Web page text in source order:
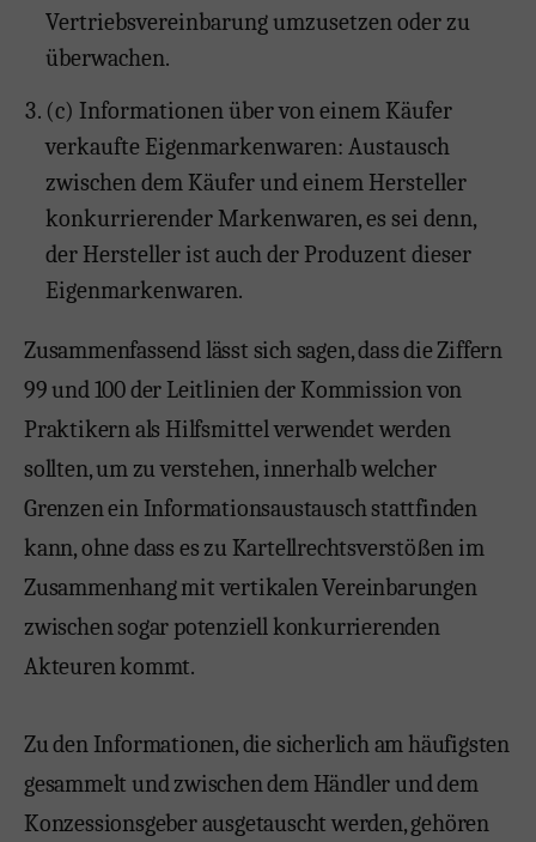
Vertriebsvereinbarung umzusetzen oder zu
überwachen.
(c) Informationen über von einem Käufer
verkaufte Eigenmarkenwaren: Austausch
zwischen dem Käufer und einem Hersteller
konkurrierender Markenwaren, es sei denn,
der Hersteller ist auch der Produzent dieser
Eigenmarkenwaren.
Zusammenfassend lässt sich sagen, dass die Ziffern
99 und 100 der Leitlinien der Kommission von
Praktikern als Hilfsmittel verwendet werden
sollten, um zu verstehen, innerhalb welcher
Grenzen ein Informationsaustausch stattfinden
kann, ohne dass es zu Kartellrechtsverstößen im
Zusammenhang mit vertikalen Vereinbarungen
zwischen sogar potenziell konkurrierenden
Akteuren kommt.
Zu den Informationen, die sicherlich am häufigsten
gesammelt und zwischen dem Händler und dem
Konzessionsgeber ausgetauscht werden, gehören